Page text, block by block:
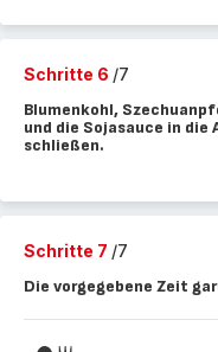
Schritte 6 /7
Blumenkohl,
und die Sojasauce in die
schließen.
Schritte 7 /7
Die vorgegebene Zeit